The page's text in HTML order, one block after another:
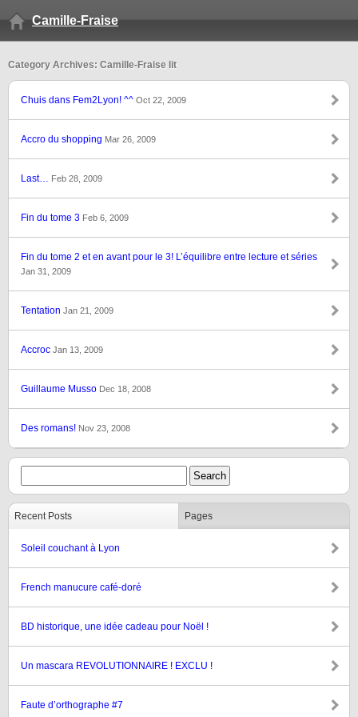
Camille-Fraise
Category Archives: Camille-Fraise lit
Chuis dans Fem2Lyon! ^^ Oct 22, 2009
Accro du shopping Mar 26, 2009
Last… Feb 28, 2009
Fin du tome 3 Feb 6, 2009
Fin du tome 2 et en avant pour le 3! L’équilibre entre lecture et séries
Jan 31, 2009
Tentation Jan 21, 2009
Accroc Jan 13, 2009
Guillaume Musso Dec 18, 2008
Des romans! Nov 23, 2008
Recent Posts Pages
Soleil couchant à Lyon
French manucure café-doré
BD historique, une idée cadeau pour Noël !
Un mascara REVOLUTIONNAIRE ! EXCLU !
Faute d’orthographe #7